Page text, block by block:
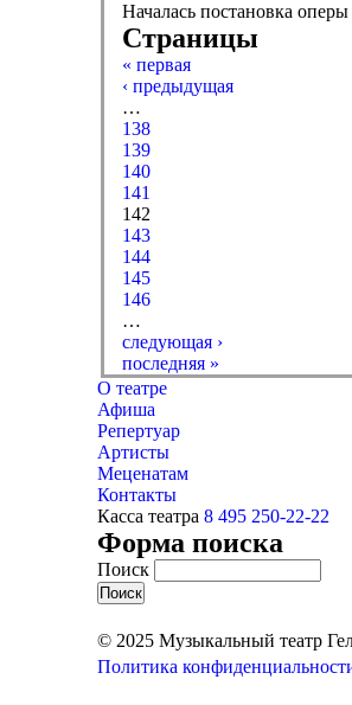
Началась постановка
Страницы
« первая
‹ предыдущая
…
138
139
140
141
142
143
144
145
146
…
следующая ›
последняя »
О театре
Афиша
Репертуар
Артисты
Меценатам
Контакты
Касса театра 8 495 250-22-22
Форма поиска
Поиск
© 2025 Музыкальный театр
Политика